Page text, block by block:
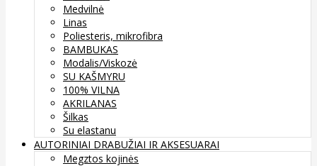
Medvilnė
Linas
Poliesteris, mikrofibra
BAMBUKAS
Modalis/Viskozė
SU KAŠMYRU
100% VILNA
AKRILANAS
Šilkas
Su elastanu
AUTORINIAI DRABUŽIAI IR AKSESUARAI
Megztos kojinės